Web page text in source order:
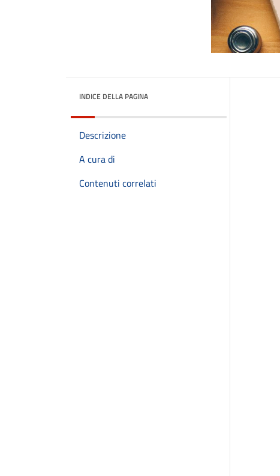
INDICE DELLA PAGINA
Descrizione
A cura di
Contenuti correlati